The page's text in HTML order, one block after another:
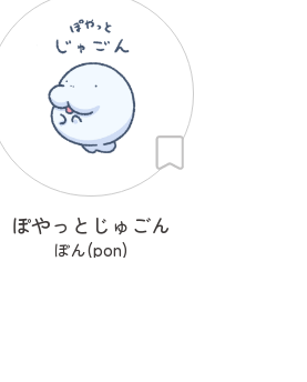
ぽやっとじゅごん
ぽん(pon)